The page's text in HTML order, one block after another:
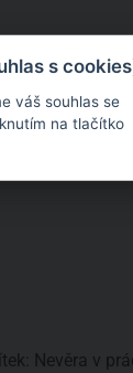
Nevěra v
s
váš souhlas se
na tlačítko